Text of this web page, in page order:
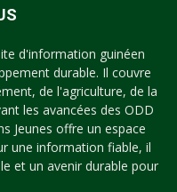
d'information guinéen
durable. Il couvre
de l'agriculture, de la
les avancées des ODD
Jeunes offre un espace
une information fiable, il
et un avenir durable pour